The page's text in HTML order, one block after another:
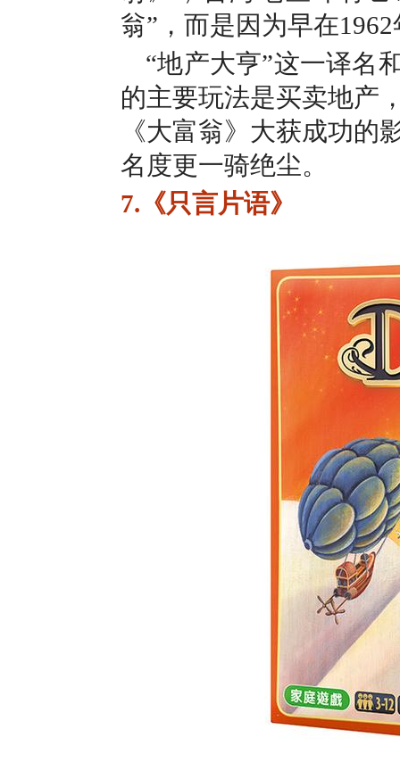
翁”，而是因为早在
“地产大亨”这一译名
的主要玩法是买卖地产
《大富翁》大获成功
名度更一骑绝尘。
7.《只言片语》